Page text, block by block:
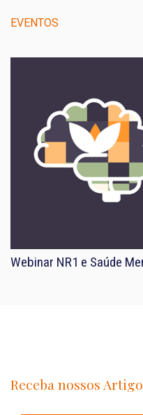
EVENTOS
Webinar NR1 e Saúde
Receba nossos